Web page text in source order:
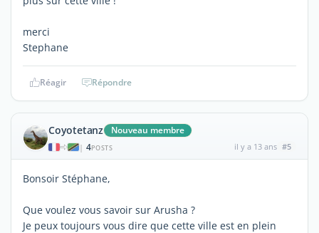
merci
Stephane
Réagir Répondre
Coyotetanz Nouveau membre
| 4POSTS il y a 13 ans #5
Bonsoir Stéphane,
Que voulez vous savoir sur Arusha ?
Je peux toujours vous dire que cette ville est en plein